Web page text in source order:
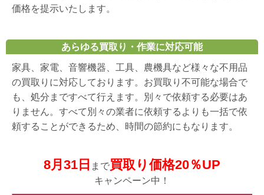
価格を提示いたします。
あらゆる買取り・作業に対応可能
家具、家電、音響機器、工具、農機具など様々な不用品
の買取りに対応しております。お買取り不可能な場合で
も、処分まですべて行えます。別々で依頼する必要はあ
りません。すべて別々の業者に依頼するよりも一括で依
頼することができるため、時間の節約にもなります。
8月31日 まで買取り価格20％UP
キャンペーン中！